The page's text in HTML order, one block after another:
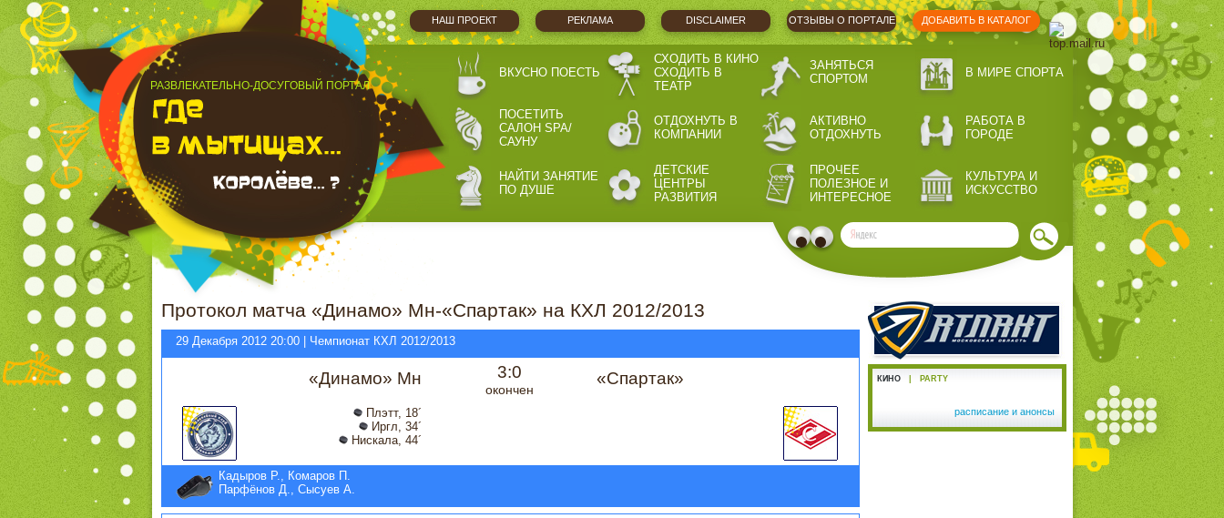
НАШ ПРОЕКТ РЕКЛАМА DISCLAIMER ОТЗЫВЫ О ПОРТАЛЕ ДОБАВИТЬ В КАТАЛОГ
РАЗВЛЕКАТЕЛЬНО-ДОСУГОВЫЙ ПОРТАЛ
ВКУСНО ПОЕСТЬ
СХОДИТЬ В КИНО
СХОДИТЬ В
ТЕАТР
ЗАНЯТЬСЯ
СПОРТОМ
В МИРЕ СПОРТА
ПОСЕТИТЬ
САЛОН SPA/
САУНУ
ОТДОХНУТЬ В
КОМПАНИИ
АКТИВНО
ОТДОХНУТЬ
РАБОТА В
ГОРОДЕ
НАЙТИ ЗАНЯТИЕ
ПО ДУШЕ
ДЕТСКИЕ
ЦЕНТРЫ
РАЗВИТИЯ
ПРОЧЕЕ
ПОЛЕЗНОЕ И
ИНТЕРЕСНОЕ
КУЛЬТУРА И
ИСКУССТВО
Протокол матча «Динамо» Мн-«Спартак» на КХЛ 2012/2013
29 Декабря 2012 20:00 | Чемпионат КХЛ 2012/2013
«Динамо» Мн 3:0
окончен
«Спартак»
Плэтт, 18´
Иргл, 34´
Нискала, 44´
Кадыров Р., Комаров П.
Парфёнов Д., Сысуев А.
КИНО PARTY
расписание и анонсы